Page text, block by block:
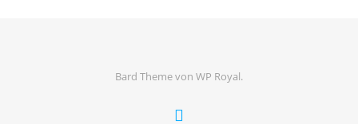
Bard Theme von WP Royal.